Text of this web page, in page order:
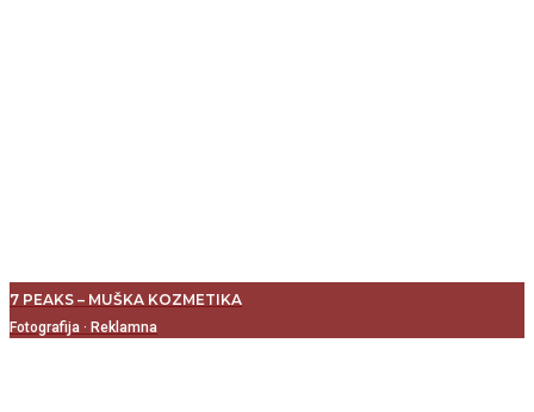
7 PEAKS – MUŠKA KOZMETIKA
Fotografija · Reklamna